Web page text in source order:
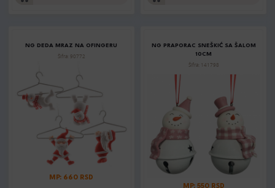
NG DEDA MRAZ NA OFINGERU
Šifra: 90772
MP: 660 RSD
NG PRAPORAC SNEŠKIĆ SA ŠALOM
10CM
Šifra: 141798
MP: 550 RSD